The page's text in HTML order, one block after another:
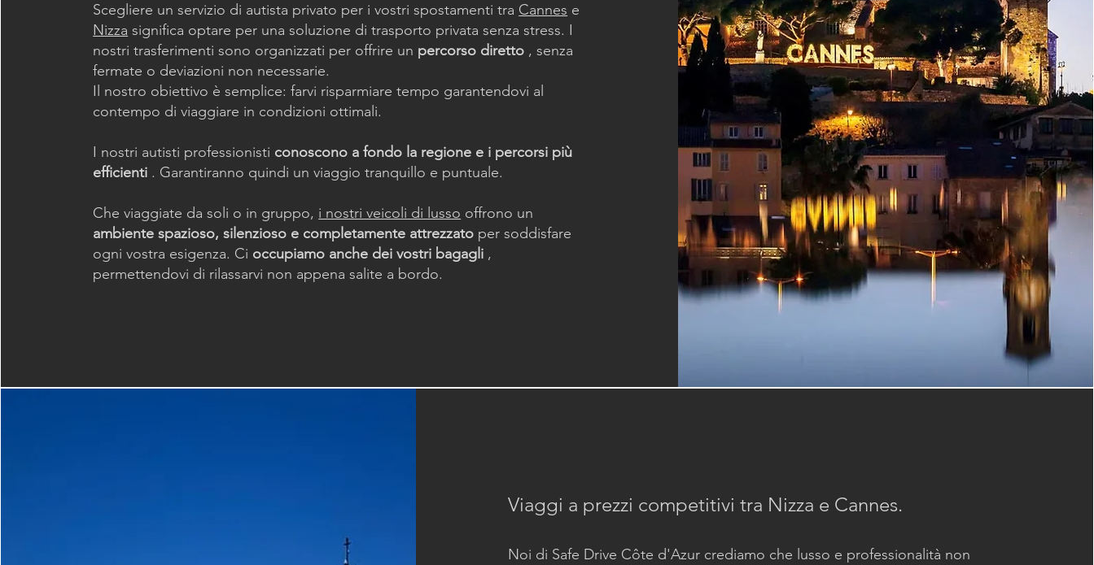
Scegliere un servizio di autista privato per i vostri spostamenti tra Cannes e
Nizza significa optare per una soluzione di trasporto privata senza stress. I
nostri trasferimenti sono organizzati per offrire un percorso diretto , senza
fermate o deviazioni non necessarie.
Il nostro obiettivo è semplice: farvi risparmiare tempo garantendovi al
contempo di viaggiare in condizioni ottimali.
I nostri autisti professionisti conoscono a fondo la regione e i percorsi più
efficienti . Garantiranno quindi un viaggio tranquillo e puntuale.
Che viaggiate da soli o in gruppo, i nostri veicoli di lusso offrono un
ambiente spazioso, silenzioso e completamente attrezzato per soddisfare
ogni vostra esigenza. Ci occupiamo anche dei vostri bagagli ,
permettendovi di rilassarvi non appena salite a bordo.
Viaggi a prezzi competitivi tra Nizza e Cannes.
Noi di Safe Drive Côte d'Azur crediamo che lusso e professionalità non